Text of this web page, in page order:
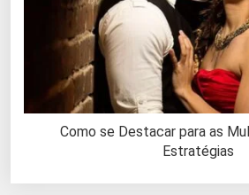
Como se Destacar para as
Estratégias